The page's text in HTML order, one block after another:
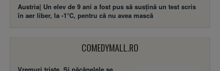
Austria| Un elev de 9 ani a fost pus să susţină un test scris
în aer liber, la -1°C, pentru că nu avea mască
COMEDYMALL.RO